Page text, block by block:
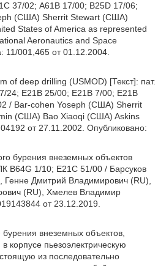
37/02; А61В 17/00; B25D 17/06;
(США) Sherrit Stewart (США)
States of America as represented
Aeronautics and Space
001,465 от 01.12.2004.
of deep drilling (USMOD) [Текст]: пат.
Е21В 25/00; Е21В 7/00; Е21В
/ Bar-cohen Yoseph (США) Sherrit
(США) Bao Xiaoqi (США) Askins
от 27.11.2002. Опубликовано:
бурения внеземных объектов
B64G 1/10; Е21С 51/00 / Барсуков
Генне Дмитрий Владимирович (RU),
(RU), Хмелев Владимир
от 23.12.2019.
бурения внеземных объектов,
пьезоэлектрическую
из последовательно